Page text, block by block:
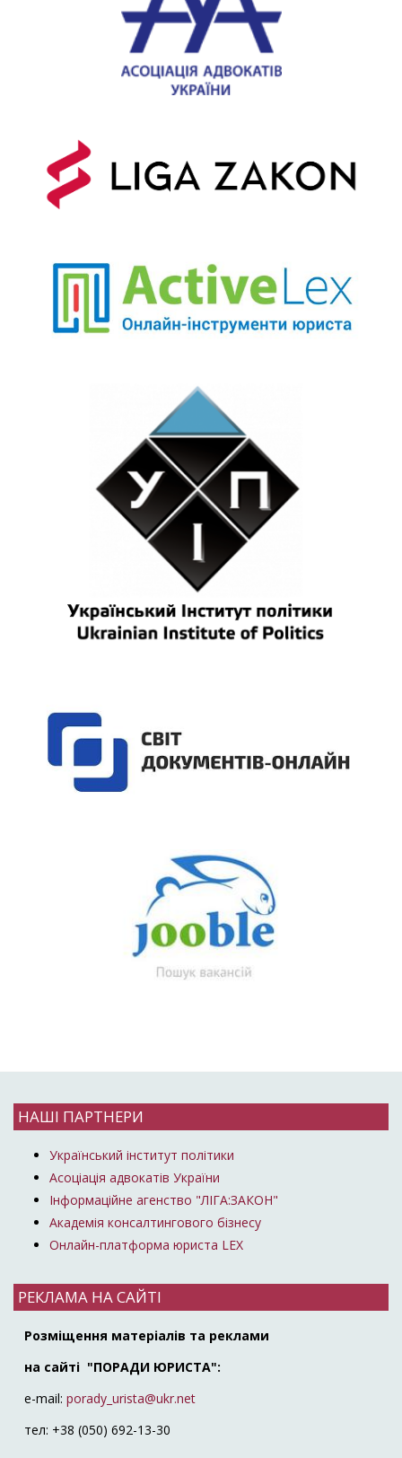
НАШІ ПАРТНЕРИ
Український інститут політики
Асоціація адвокатів України
Інформаційне агенство "ЛІГА:ЗАКОН"
Академія консалтингового бізнесу
Онлайн-платформа юриста LEX
РЕКЛАМА НА САЙТІ
Розміщення матеріалів та реклами
на сайті "ПОРАДИ ЮРИСТА":
e-mail: porady_urista@ukr.net
тел: +38 (050) 692-13-30